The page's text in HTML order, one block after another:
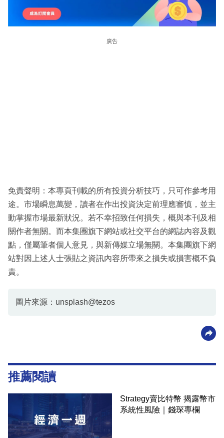
廣告
免責聲明：本專頁刊載的所有投資分析技巧，只可作參考用
途。市場瞬息萬變，讀者在作出投資決定前理應審慎，並主
動掌握市場最新狀況。若不幸招致任何損失，概與本刊及相
關作者無關。而本集團旗下網站或社交平台的網誌內容及觀
點，僅屬筆者個人意見，與新傳媒立場無關。本集團旗下網
站對因上述人士張貼之資訊內容所帶來之損失或損害概不負
責。
圖片來源：unsplash@tezos
推薦閱讀
Strategy賣比特幣 揭露幣市
系統性風險｜錢琛專欄